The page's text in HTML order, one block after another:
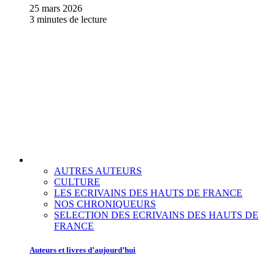
25 mars 2026
3 minutes de lecture
AUTRES AUTEURS
CULTURE
LES ECRIVAINS DES HAUTS DE FRANCE
NOS CHRONIQUEURS
SELECTION DES ECRIVAINS DES HAUTS DE
FRANCE
Auteurs et livres d’aujourd’hui